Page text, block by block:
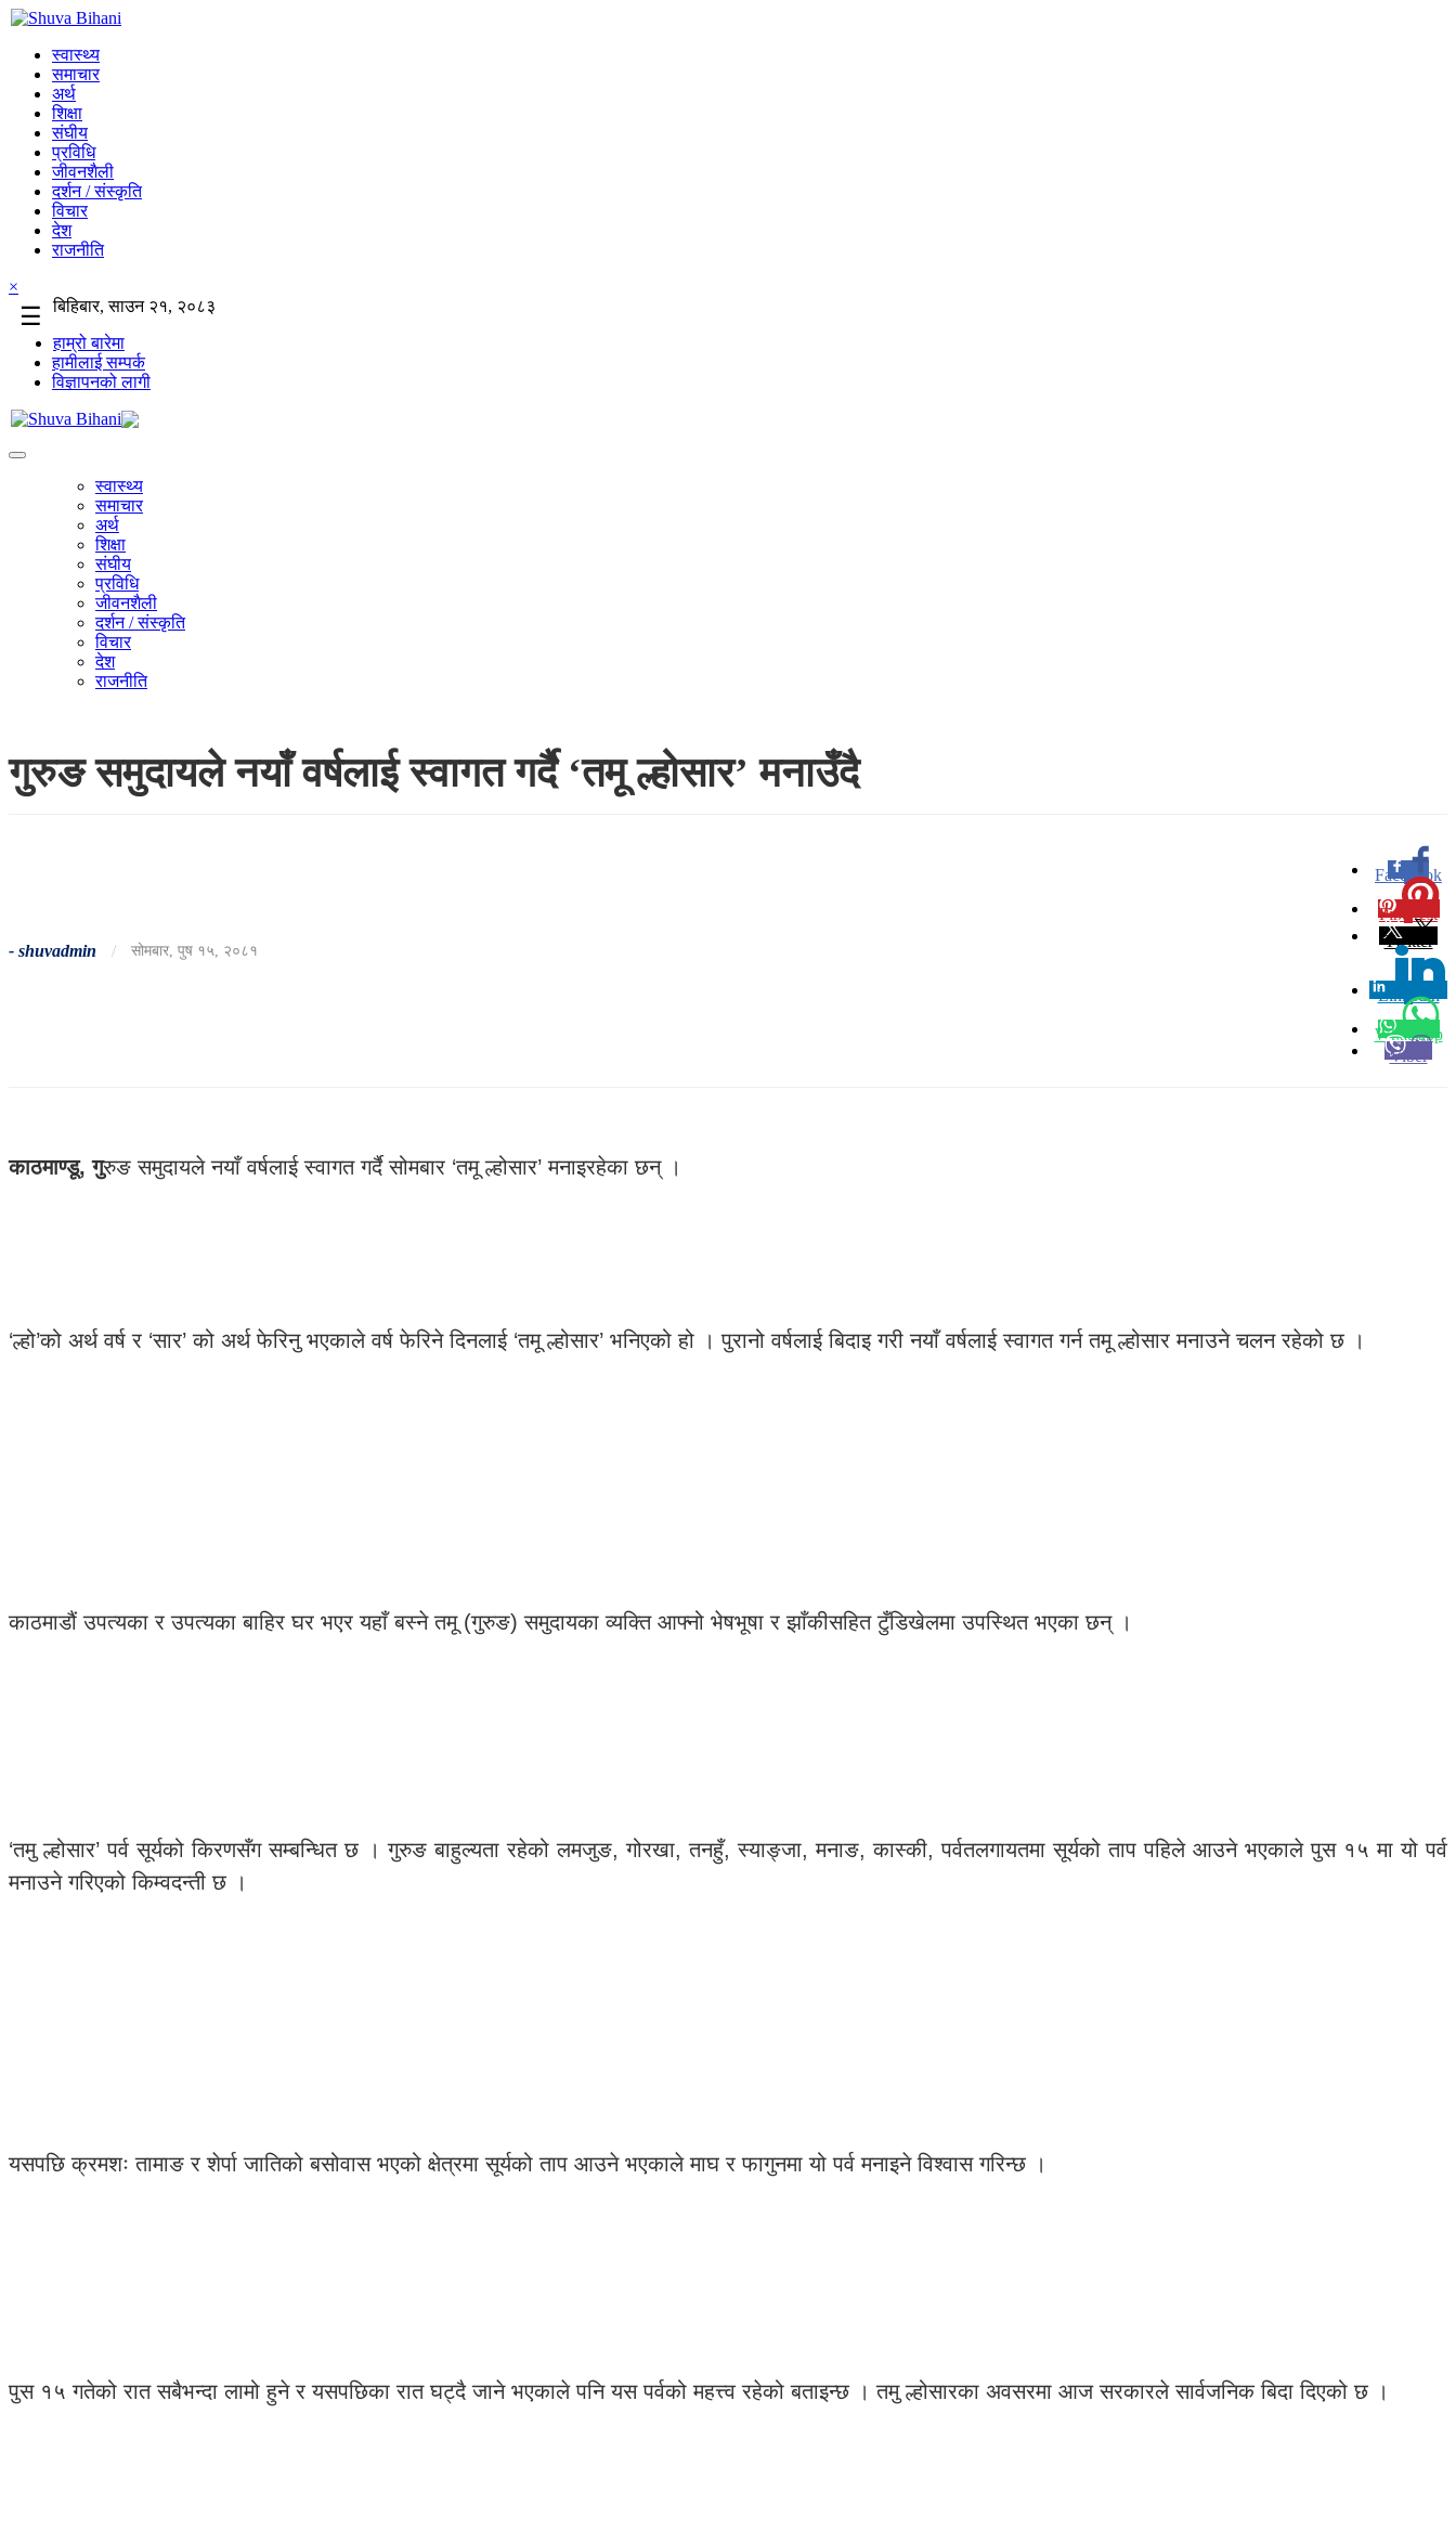
स्वास्थ्य
समाचार
अर्थ
शिक्षा
संघीय
प्रविधि
जीवनशैली
दर्शन / संस्कृति
विचार
देश
राजनीति
×
☰
बिहिबार, साउन २१, २०८३
हाम्रो बारेमा
हामीलाई सम्पर्क
विज्ञापनको लागी
स्वास्थ्य
समाचार
अर्थ
शिक्षा
संघीय
प्रविधि
जीवनशैली
दर्शन / संस्कृति
विचार
देश
राजनीति
गुरुङ समुदायले नयाँ वर्षलाई स्वागत गर्दै ‘तमू ल्होसार’ मनाउँदै
- shuvadmin / सोमबार, पुष १५, २०८१
Facebook
0
Pinterest
Twitter
Linkedin
0
Whatsapp
Viber
काठमाण्डू, गुरुङ समुदायले नयाँ वर्षलाई स्वागत गर्दै सोमबार ‘तमू ल्होसार’ मनाइरहेका छन् ।
‘ल्हो’को अर्थ वर्ष र ‘सार’ को अर्थ फेरिनु भएकाले वर्ष फेरिने दिनलाई ‘तमू ल्होसार’ भनिएको हो । पुरानो वर्षलाई बिदाइ गरी नयाँ वर्षलाई स्वागत गर्न तमू ल्होसार मनाउने चलन रहेको छ ।
काठमाडौं उपत्यका र उपत्यका बाहिर घर भएर यहाँ बस्ने तमू (गुरुङ) समुदायका व्यक्ति आफ्नो भेषभूषा र झाँकीसहित टुँडिखेलमा उपस्थित भएका छन् ।
‘तमु ल्होसार’ पर्व सूर्यको किरणसँग सम्बन्धित छ । गुरुङ बाहुल्यता रहेको लमजुङ, गोरखा, तनहुँ, स्याङ्जा, मनाङ, कास्की, पर्वतलगायतमा सूर्यको ताप पहिले आउने भएकाले पुस १५ मा यो पर्व
मनाउने गरिएको किम्वदन्ती छ ।
यसपछि क्रमशः तामाङ र शेर्पा जातिको बसोवास भएको क्षेत्रमा सूर्यको ताप आउने भएकाले माघ र फागुनमा यो पर्व मनाइने विश्वास गरिन्छ ।
पुस १५ गतेको रात सबैभन्दा लामो हुने र यसपछिका रात घट्दै जाने भएकाले पनि यस पर्वको महत्त्व रहेको बताइन्छ । तमु ल्होसारका अवसरमा आज सरकारले सार्वजनिक बिदा दिएको छ ।